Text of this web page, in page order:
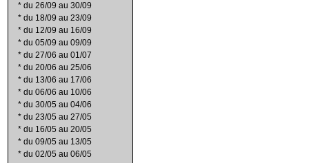
* du 26/09 au 30/09
* du 18/09 au 23/09
* du 12/09 au 16/09
* du 05/09 au 09/09
* du 27/06 au 01/07
* du 20/06 au 25/06
* du 13/06 au 17/06
* du 06/06 au 10/06
* du 30/05 au 04/06
* du 23/05 au 27/05
* du 16/05 au 20/05
* du 09/05 au 13/05
* du 02/05 au 06/05